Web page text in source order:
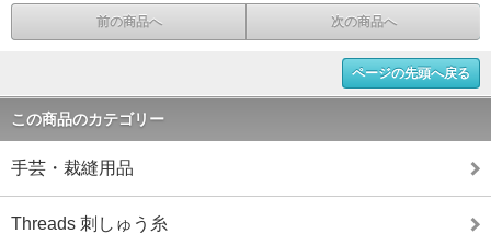
前の商品へ 次の商品へ
ページの先頭へ戻る
この商品のカテゴリー
手芸・裁縫用品
Threads 刺しゅう糸